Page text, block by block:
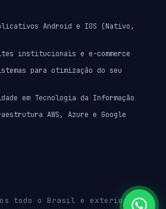
Android e IOS (Nativo,
institucionais e e-commerce
para otimização do seu
em Tecnologia da Informação
AWS, Azure e Google
todo o Brasil e exterior